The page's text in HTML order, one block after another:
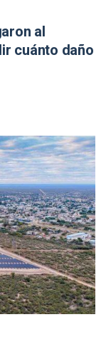
al
cuánto daño